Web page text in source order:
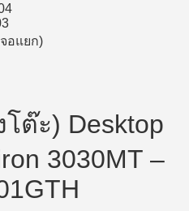
ต๊ะ) Desktop
3030MT –